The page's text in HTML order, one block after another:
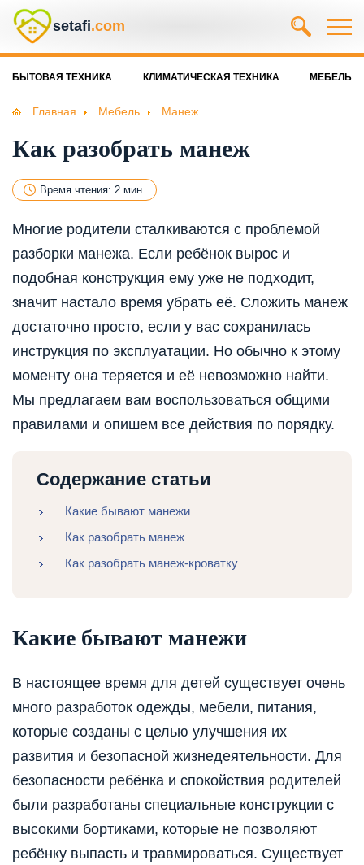
setafi.com
БЫТОВАЯ ТЕХНИКА КЛИМАТИЧЕСКАЯ ТЕХНИКА МЕБЕЛЬ
Главная Мебель Манеж
Как разобрать манеж
Время чтения: 2 мин.
Многие родители сталкиваются с проблемой
разборки манежа. Если ребёнок вырос и
подобная конструкция ему уже не подходит,
значит настало время убрать её. Сложить манеж
достаточно просто, если у вас сохранилась
инструкция по эксплуатации. Но обычно к этому
моменту она теряется и её невозможно найти.
Мы предлагаем вам воспользоваться общими
правилами и опишем все действия по порядку.
Содержание статьи
Какие бывают манежи
Как разобрать манеж
Как разобрать манеж-кроватку
Какие бывают манежи
В настоящее время для детей существует очень
много разработок одежды, мебели, питания,
которые созданы с целью улучшения их
развития и безопасной жизнедеятельности. Для
безопасности ребёнка и спокойствия родителей
были разработаны специальные конструкции с
высокими бортиками, которые не позволяют
ребёнку выпасть и травмироваться. Существует